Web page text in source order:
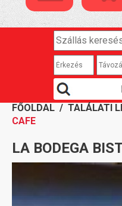
FŐOLDAL / TALÁLATI
CAFE
LA BODEGA